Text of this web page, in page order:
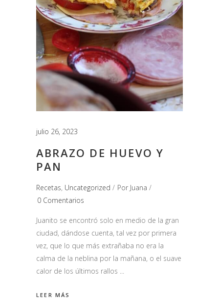
julio 26, 2023
ABRAZO DE HUEVO Y
PAN
Recetas, Uncategorized Por Juana
0 Comentarios
Juanito se encontró solo en medio de la gran
ciudad, dándose cuenta, tal vez por primera
vez, que lo que más extrañaba no era la
calma de la neblina por la mañana, o el suave
calor de los últimos rallos
LEER MÁS